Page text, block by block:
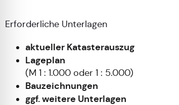
Erforderliche Unterlagen
aktueller Katasterauszug
Lageplan
(M 1 : 1.000 oder 1 : 5.000)
Bauzeichnungen
ggf. weitere Unterlagen